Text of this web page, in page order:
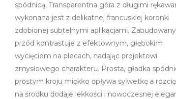
spódnicą. Transparentna góra z długimi
wykonana jest z delikatnej francuskiej koronki
zdobionej subtelnymi aplikacjami. Zabudowany
przód kontrastuje z efektownym, głębokim
wycięciem na plecach, nadając projektowi
zmysłowego charakteru. Prosta, gładka
prostym kroju miękko opływa sylwetkę a
na środku dodaje lekkości i nowoczesnej